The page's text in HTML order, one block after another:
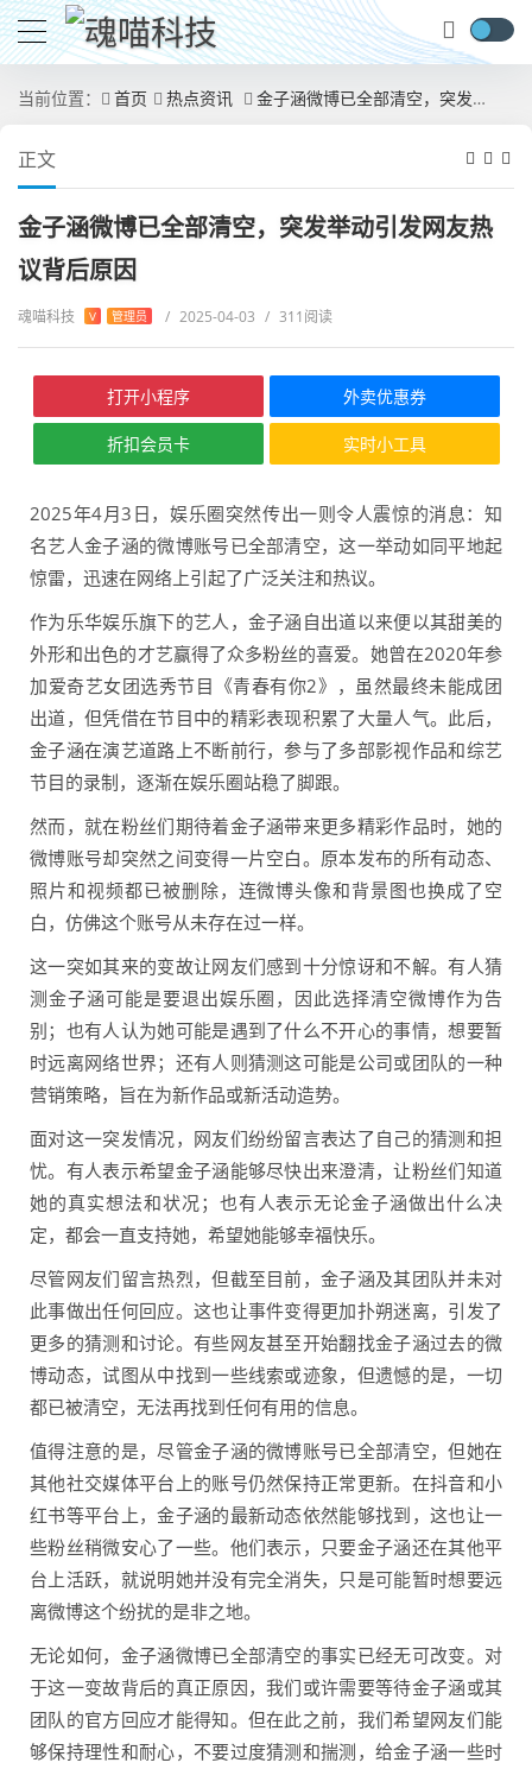
当前位置： 首页 热点资讯 金子涵微博已全部清空，突发举动引发网友热议背后原因
正文
金子涵微博已全部清空，突发举动引发网友热
议背后原因
魂喵科技 V 管理员 / 2025-04-03 / 311阅读
打开小程序 外卖优惠券
折扣会员卡 实时小工具
2025年4月3日，娱乐圈突然传出一则令人震惊的消息：知
名艺人金子涵的微博账号已全部清空，这一举动如同平地起
惊雷，迅速在网络上引起了广泛关注和热议。
作为乐华娱乐旗下的艺人，金子涵自出道以来便以其甜美的
外形和出色的才艺赢得了众多粉丝的喜爱。她曾在2020年参
加爱奇艺女团选秀节目《青春有你2》，虽然最终未能成团
出道，但凭借在节目中的精彩表现积累了大量人气。此后，
金子涵在演艺道路上不断前行，参与了多部影视作品和综艺
节目的录制，逐渐在娱乐圈站稳了脚跟。
然而，就在粉丝们期待着金子涵带来更多精彩作品时，她的
微博账号却突然之间变得一片空白。原本发布的所有动态、
照片和视频都已被删除，连微博头像和背景图也换成了空
白，仿佛这个账号从未存在过一样。
这一突如其来的变故让网友们感到十分惊讶和不解。有人猜
测金子涵可能是要退出娱乐圈，因此选择清空微博作为告
别；也有人认为她可能是遇到了什么不开心的事情，想要暂
时远离网络世界；还有人则猜测这可能是公司或团队的一种
营销策略，旨在为新作品或新活动造势。
面对这一突发情况，网友们纷纷留言表达了自己的猜测和担
忧。有人表示希望金子涵能够尽快出来澄清，让粉丝们知道
她的真实想法和状况；也有人表示无论金子涵做出什么决
定，都会一直支持她，希望她能够幸福快乐。
尽管网友们留言热烈，但截至目前，金子涵及其团队并未对
此事做出任何回应。这也让事件变得更加扑朔迷离，引发了
更多的猜测和讨论。有些网友甚至开始翻找金子涵过去的微
博动态，试图从中找到一些线索或迹象，但遗憾的是，一切
都已被清空，无法再找到任何有用的信息。
值得注意的是，尽管金子涵的微博账号已全部清空，但她在
其他社交媒体平台上的账号仍然保持正常更新。在抖音和小
红书等平台上，金子涵的最新动态依然能够找到，这也让一
些粉丝稍微安心了一些。他们表示，只要金子涵还在其他平
台上活跃，就说明她并没有完全消失，只是可能暂时想要远
离微博这个纷扰的是非之地。
无论如何，金子涵微博已全部清空的事实已经无可改变。对
于这一变故背后的真正原因，我们或许需要等待金子涵或其
团队的官方回应才能得知。但在此之前，我们希望网友们能
够保持理性和耐心，不要过度猜测和揣测，给金子涵一些时